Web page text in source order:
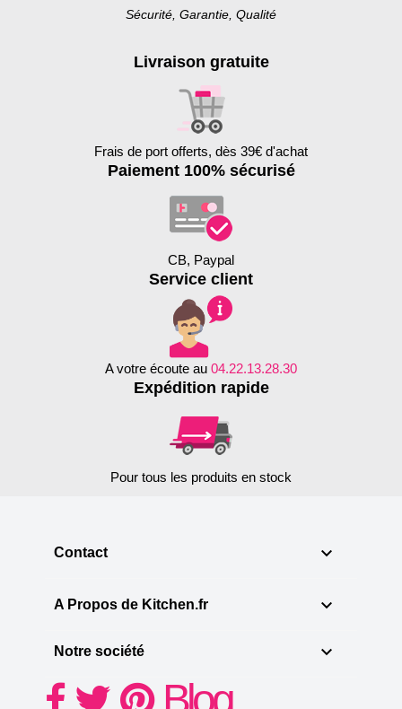
Sécurité, Garantie, Qualité
Livraison gratuite
Frais de port offerts, dès 39€ d'achat
Paiement 100% sécurisé
CB, Paypal
Service client
A votre écoute au 04.22.13.28.30
Expédition rapide
Pour tous les produits en stock
Contact 
A Propos de Kitchen.fr 
Notre société 